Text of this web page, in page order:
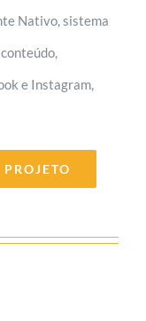
Nativo, sistema
e Instagram,
PROJETO